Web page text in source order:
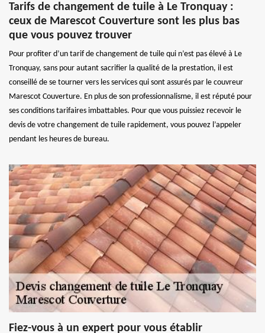
Tarifs de changement de tuile à Le Tronquay :
ceux de Marescot Couverture sont les plus bas
que vous pouvez trouver
Pour profiter d’un tarif de changement de tuile qui n’est pas élevé à Le
Tronquay, sans pour autant sacrifier la qualité de la prestation, il est
conseillé de se tourner vers les services qui sont assurés par le couvreur
Marescot Couverture. En plus de son professionnalisme, il est réputé pour
ses conditions tarifaires imbattables. Pour que vous puissiez recevoir le
devis de votre changement de tuile rapidement, vous pouvez l’appeler
pendant les heures de bureau.
Fiez-vous à un expert pour vous établir